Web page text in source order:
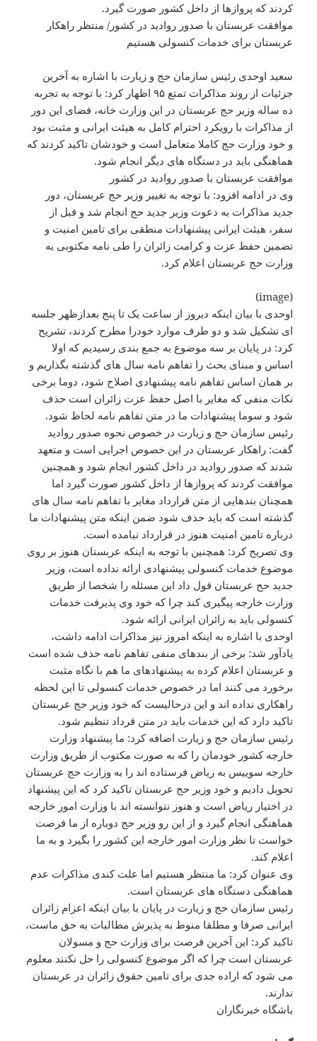
کردند که پروازها از داخل کشور صورت گیرد.
موافقت عربستان با صدور روادید در کشور/ منتظر راهکار
عربستان برای خدمات کنسولی هستیم
سعید اوحدی رئیس سازمان حج و زیارت با اشاره به آخرین
جزئیات از روند مذاکرات تمتع ۹۵ اظهار کرد: با توجه به تجربه
ده ساله وزیر حج عربستان در این وزارت خانه، فضای این دور
از مذاکرات با رویکرد احترام کامل به هیئت ایرانی و مثبت بود
و خود وزارت حج کاملا متعامل است و خودشان تاکید کردند که
هماهنگی باید در دستگاه های دیگر انجام شود.
موافقت عربستان با صدور روادید در کشور
وی در ادامه افزود: با توجه به تغییر وزیر حج عربستان، دور
جدید مذاکرات به دعوت وزیر جدید حج انجام شد و قبل از
سفر، هیئت ایرانی پیشنهادات منطقی برای تامین امنیت و
تضمین حفظ عزت و کرامت زائران را طی نامه مکتوبی به
وزارت حج عربستان اعلام کرد.
(image)
اوحدی با بیان اینکه دیروز از ساعت یک تا پنج بعدازظهر جلسه
ای تشکیل شد و دو طرف موارد خودرا مطرح کردند، تشریح
کرد: در پایان بر سه موضوع به جمع بندی رسیدیم که اولا
اساس و مبنای بحث را تفاهم نامه سال های گذشته بگذاریم و
بر همان اساس تفاهم نامه پیشنهادی اصلاح شود، دوما برخی
نکات منفی که مغایر با اصل حفظ عزت زائران است حذف
شود و سوما پیشنهادات ما در متن تفاهم نامه لحاظ شود.
رئیس سازمان حج و زیارت در خصوص نحوه صدور روادید
گفت: راهکار عربستان در این خصوص اجرایی است و متعهد
شدند که صدور روادید در داخل کشور انجام شود و همچنین
موافقت کردند که پروازها از داخل کشور صورت گیرد اما
همچنان بندهایی از متن قرارداد مغایر با تفاهم نامه سال های
گذشته است که باید حذف شود ضمن اینکه متن پیشنهادات ما
درباره تامین امنیت هنوز در قرارداد نیامده است.
وی تصریح کرد: همچنین با توجه به اینکه عربستان هنوز بر روی
موضوع خدمات کنسولی پیشنهادی ارائه نداده است، وزیر
جدید حج عربستان قول داد این مسئله را شخصا از طریق
وزارت خارجه پیگیری کند چرا که خود وی پذیرفت خدمات
کنسولی باید به زائران ایرانی ارائه شود.
اوحدی با اشاره به اینکه امروز نیز مذاکرات ادامه داشت،
یادآور شد: برخی از بندهای منفی تفاهم نامه حذف شده است
و عربستان اعلام کرده به پیشنهادهای ما هم با نگاه مثبت
برخورد می کنند اما در خصوص خدمات کنسولی تا این لحظه
راهکاری نداده اند و این درحالیست که خود وزیر حج عربستان
تاکید دارد که این خدمات باید در متن قرداد تنظیم شود.
رئیس سازمان حج و زیارت اضافه کرد: ما پیشنهاد وزارت
خارجه کشور خودمان را که به صورت مکتوب از طریق وزارت
خارجه سوییس به ریاض فرستاده اند را به وزارت حج عربستان
تحویل دادیم و خود وزیر حج عربستان تاکید کرد که این پیشنهاد
در اختیار ریاض است و هنوز نتوانسته اند با وزارت امور خارجه
هماهنگی انجام گیرد و از این رو وزیر حج دوباره از ما فرصت
خواست تا نظر وزارت امور خارجه این کشور را بگیرد و به ما
اعلام کند.
وی عنوان کرد: ما منتظر هستیم اما علت کندی مذاکرات عدم
هماهنگی دستگاه های عربستان است.
رئیس سازمان حج و زیارت در پایان با بیان اینکه اعزام زائران
ایرانی صرفا و مطلقا منوط به پذیرش مطالبات به حق ماست،
تاکید کرد: این آخرین فرصت برای وزارت حج و مسولان
عربستان است چرا که اگر موضوع کنسولی را حل نکنند معلوم
می شود که اراده جدی برای تامین حقوق زائران در عربستان
ندارند.
باشگاه خبرنگاران